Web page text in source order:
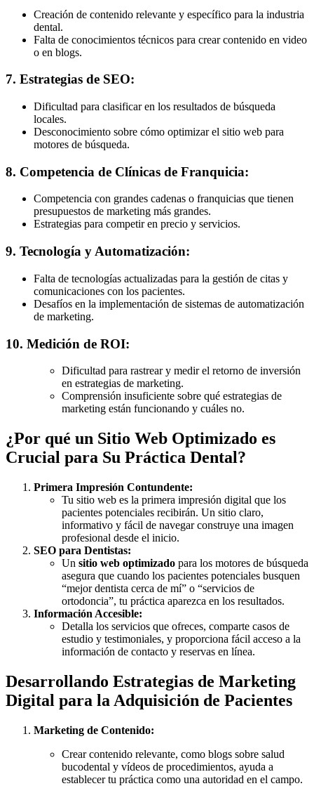
Creación de contenido relevante y específico para la industria
dental.
Falta de conocimientos técnicos para crear contenido en video
o en blogs.
7. Estrategias de SEO:
Dificultad para clasificar en los resultados de búsqueda
locales.
Desconocimiento sobre cómo optimizar el sitio web para
motores de búsqueda.
8. Competencia de Clínicas de Franquicia:
Competencia con grandes cadenas o franquicias que tienen
presupuestos de marketing más grandes.
Estrategias para competir en precio y servicios.
9. Tecnología y Automatización:
Falta de tecnologías actualizadas para la gestión de citas y
comunicaciones con los pacientes.
Desafíos en la implementación de sistemas de automatización
de marketing.
10. Medición de ROI:
Dificultad para rastrear y medir el retorno de inversión
en estrategias de marketing.
Comprensión insuficiente sobre qué estrategias de
marketing están funcionando y cuáles no.
¿Por qué un Sitio Web Optimizado es
Crucial para Su Práctica Dental?
Primera Impresión Contundente:
Tu sitio web es la primera impresión digital que los
pacientes potenciales recibirán. Un sitio claro,
informativo y fácil de navegar construye una imagen
profesional desde el inicio.
SEO para Dentistas:
Un sitio web optimizado para los motores de búsqueda
asegura que cuando los pacientes potenciales busquen
“mejor dentista cerca de mí” o “servicios de
ortodoncia”, tu práctica aparezca en los resultados.
Información Accesible:
Detalla los servicios que ofreces, comparte casos de
estudio y testimoniales, y proporciona fácil acceso a la
información de contacto y reservas en línea.
Desarrollando Estrategias de Marketing
Digital para la Adquisición de Pacientes
Marketing de Contenido:
Crear contenido relevante, como blogs sobre salud
bucodental y vídeos de procedimientos, ayuda a
establecer tu práctica como una autoridad en el campo.